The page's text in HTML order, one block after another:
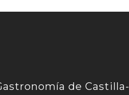
de Castilla-